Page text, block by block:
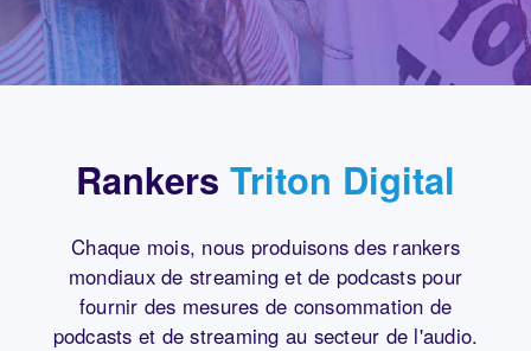
Rankers Triton Digital
Chaque mois, nous produisons des rankers
mondiaux de streaming et de podcasts pour
fournir des mesures de consommation de
podcasts et de streaming au secteur de l'audio.